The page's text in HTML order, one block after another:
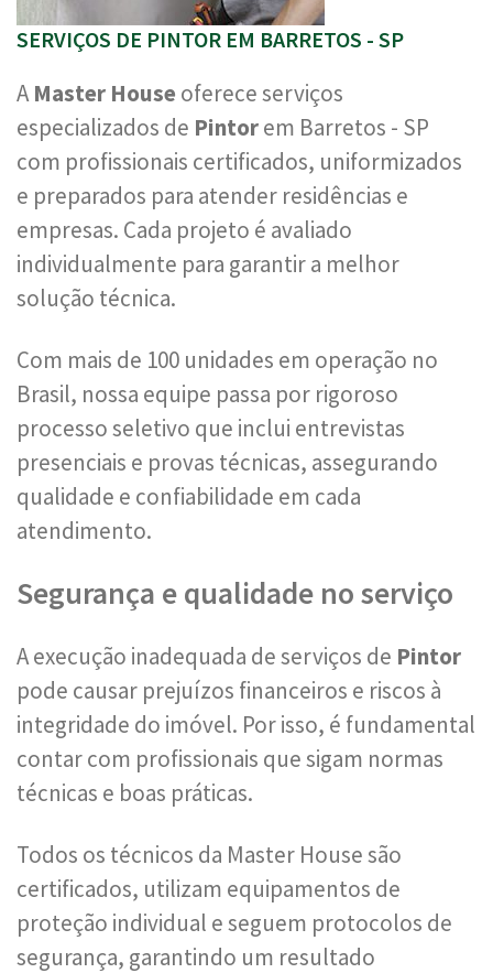
SERVIÇOS DE PINTOR EM BARRETOS - SP
AMaster House oferece serviços
especializados de Pintorem Barretos - SP
com profissionais certificados, uniformizados
e preparados para atender residências e
empresas. Cada projeto é avaliado
individualmente para garantir a melhor
solução técnica.
Com mais de 100 unidades em operação no
Brasil, nossa equipe passa por rigoroso
processo seletivo que inclui entrevistas
presenciais e provas técnicas, assegurando
qualidade e confiabilidade em cada
atendimento.
Segurança e qualidade no serviço
A execução inadequada de serviços de Pintor
pode causar prejuízos financeiros e riscos à
integridade do imóvel. Por isso, é fundamental
contar com profissionais que sigam normas
técnicas e boas práticas.
Todos os técnicos da Master House são
certificados, utilizam equipamentos de
proteção individual e seguem protocolos de
segurança, garantindo um resultado